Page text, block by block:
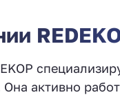
активно